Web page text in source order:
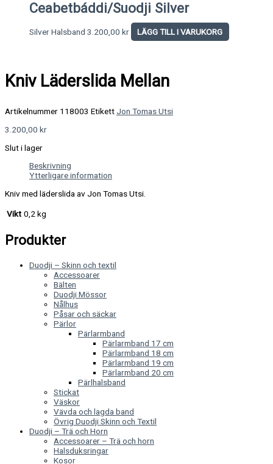
Ceabetbáddi/Suodji Silver
Silver Halsband 3.200,00 kr LÄGG TILL I VARUKORG
Kniv Läderslida Mellan
Artikelnummer 118003 Etikett Jon Tomas Utsi
3.200,00 kr
Slut i lager
Beskrivning
Ytterligare information
Kniv med läderslida av Jon Tomas Utsi.
Vikt 0,2 kg
Produkter
Duodji – Skinn och textil
Accessoarer
Bälten
Duodji Mössor
Nålhus
Påsar och säckar
Pärlor
Pärlarmband
Pärlarmband 17 cm
Pärlarmband 18 cm
Pärlarmband 19 cm
Pärlarmband 20 cm
Pärlhalsband
Stickat
Väskor
Vävda och lagda band
Övrig Duodji Skinn och Textil
Duodji – Trä och Horn
Accessoarer – Trä och horn
Halsduksringar
Kosor